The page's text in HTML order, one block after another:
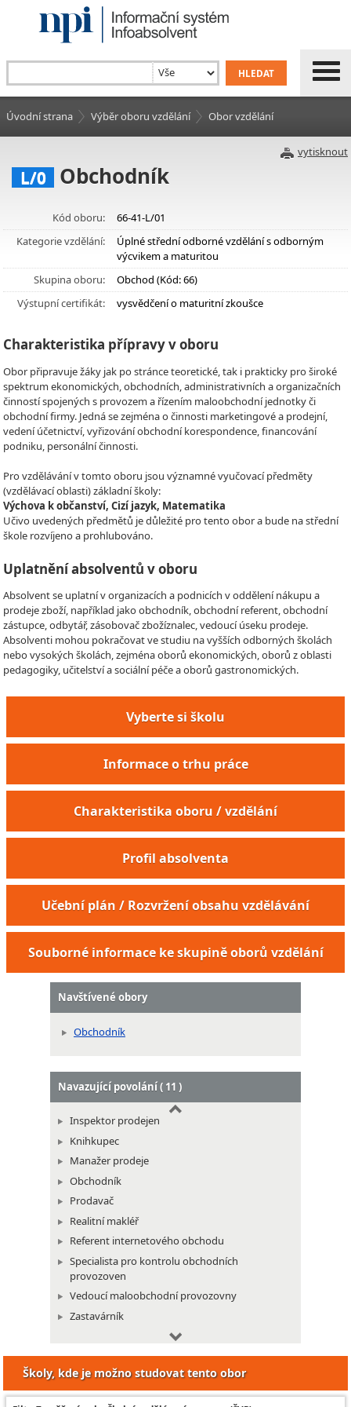
Úvodní strana Výběr oboru vzdělání Obor vzdělání
vytisknout
L/0 Obchodník
Kód oboru:
66-41-L/01
Kategorie vzdělání:
Úplné střední odborné vzdělání s odborným
výcvikem a maturitou
Skupina oboru:
Obchod (Kód: 66)
Výstupní certifikát:
vysvědčení o maturitní zkoušce
Charakteristika přípravy v oboru
Obor připravuje žáky jak po stránce teoretické, tak i prakticky pro široké
spektrum ekonomických, obchodních, administrativních a organizačních
činností spojených s provozem a řízením maloobchodní jednotky či
obchodní firmy. Jedná se zejména o činnosti marketingové a prodejní,
vedení účetnictví, vyřizování obchodní korespondence, financování
podniku, personální činnosti.
Pro vzdělávání v tomto oboru jsou významné vyučovací předměty
(vzdělávací oblasti) základní školy:
Výchova k občanství, Cizí jazyk, Matematika
Učivo uvedených předmětů je důležité pro tento obor a bude na střední
škole rozvíjeno a prohlubováno.
Uplatnění absolventů v oboru
Absolvent se uplatní v organizacích a podnicích v oddělení nákupu a
prodeje zboží, například jako obchodník, obchodní referent, obchodní
zástupce, odbytář, zásobovač zbožíznalec, vedoucí úseku prodeje.
Absolventi mohou pokračovat ve studiu na vyšších odborných školách
nebo vysokých školách, zejména oborů ekonomických, oborů z oblasti
pedagogiky, učitelství a sociální péče a oborů gastronomických.
Vyberte si školu
Informace o trhu práce
Charakteristika oboru / vzdělání
Profil absolventa
Učební plán / Rozvržení obsahu vzdělávání
Souborné informace ke skupině oborů vzdělání
Navštívené obory
Obchodník
Navazující povolání ( 11 )
Specialista pro podporu prodeje a tvorbu
letákových akcí
Inspektor prodejen
Knihkupec
Manažer prodeje
Obchodník
Prodavač
Realitní makléř
Referent internetového obchodu
Specialista pro kontrolu obchodních
provozoven
Vedoucí maloobchodní provozovny
Zastavárník
Specialista pro podporu prodeje a tvorbu
letákových akcí
Školy, kde je možno studovat tento obor